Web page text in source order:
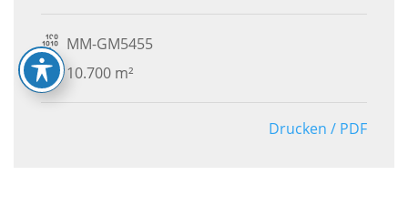
MM-GM5455
10.700 m²
Drucken / PDF